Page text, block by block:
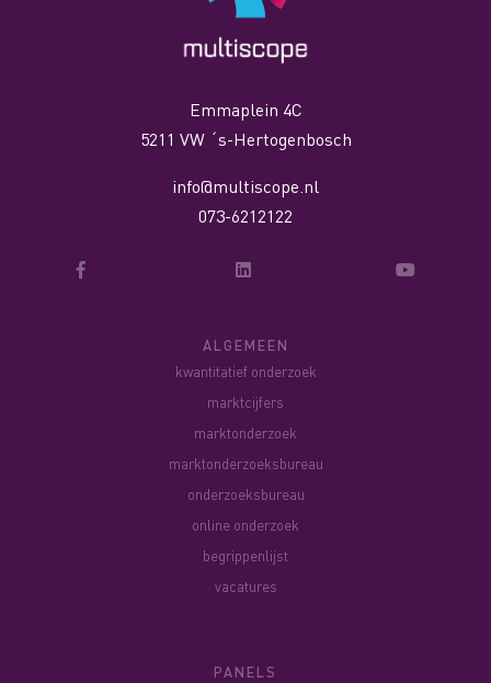
Emmaplein 4C
5211 VW ´s-Hertogenbosch
info@multiscope.nl
073-6212122
ALGEMEEN
kwantitatief onderzoek
marktcijfers
marktonderzoek
marktonderzoeksbureau
onderzoeksbureau
online onderzoek
begrippenlijst
vacatures
PANELS